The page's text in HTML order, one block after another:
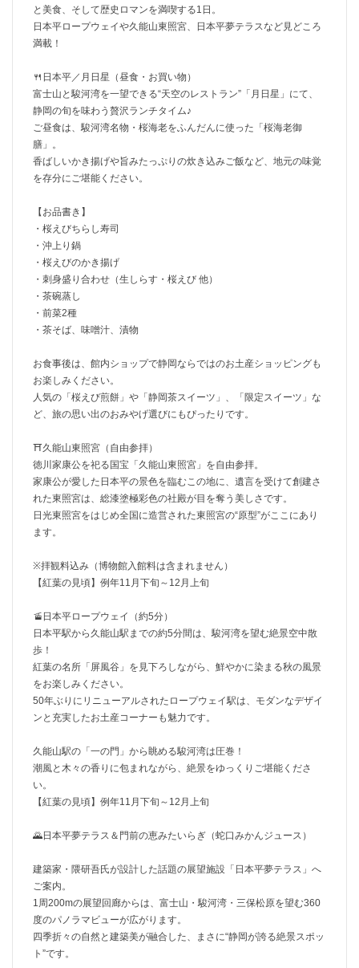
と美食、そして歴史ロマンを満喫する1日。
日本平ロープウェイや久能山東照宮、日本平夢テラスなど見どころ
満載！
🍴日本平／月日星（昼食・お買い物）
富士山と駿河湾を一望できる“天空のレストラン”「月日星」にて、
静岡の旬を味わう贅沢ランチタイム♪
ご昼食は、駿河湾名物・桜海老をふんだんに使った「桜海老御
膳」。
香ばしいかき揚げや旨みたっぷりの炊き込みご飯など、地元の味覚
を存分にご堪能ください。
【お品書き】
・桜えびちらし寿司
・沖上り鍋
・桜えびのかき揚げ
・刺身盛り合わせ（生しらす・桜えび 他）
・茶碗蒸し
・前菜2種
・茶そば、味噌汁、漬物
お食事後は、館内ショップで静岡ならではのお土産ショッピングも
お楽しみください。
人気の「桜えび煎餅」や「静岡茶スイーツ」、「限定スイーツ」な
ど、旅の思い出のおみやげ選びにもぴったりです。
⛩️久能山東照宮（自由参拝）
徳川家康公を祀る国宝「久能山東照宮」を自由参拝。
家康公が愛した日本平の景色を臨むこの地に、遺言を受けて創建さ
れた東照宮は、総漆塗極彩色の社殿が目を奪う美しさです。
日光東照宮をはじめ全国に造営された東照宮の“原型”がここにあり
ます。
※拝観料込み（博物館入館料は含まれません）
【紅葉の見頃】例年11月下旬～12月上旬
🚡日本平ロープウェイ（約5分）
日本平駅から久能山駅までの約5分間は、駿河湾を望む絶景空中散
歩！
紅葉の名所「屏風谷」を見下ろしながら、鮮やかに染まる秋の風景
をお楽しみください。
50年ぶりにリニューアルされたロープウェイ駅は、モダンなデザイ
ンと充実したお土産コーナーも魅力です。
久能山駅の「一の門」から眺める駿河湾は圧巻！
潮風と木々の香りに包まれながら、絶景をゆっくりご堪能くださ
い。
【紅葉の見頃】例年11月下旬～12月上旬
🌄日本平夢テラス＆門前の恵みたいらぎ（蛇口みかんジュース）
建築家・隈研吾氏が設計した話題の展望施設「日本平夢テラス」へ
ご案内。
1周200mの展望回廊からは、富士山・駿河湾・三保松原を望む360
度のパノラマビューが広がります。
四季折々の自然と建築美が融合した、まさに“静岡が誇る絶景スポッ
ト”です。